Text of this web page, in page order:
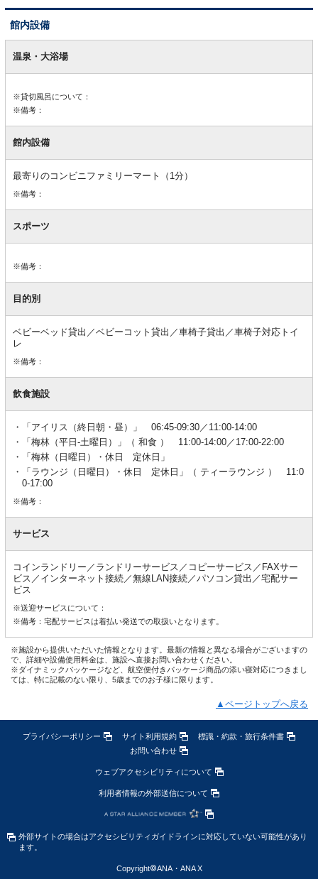
館内設備
内温泉・大浴場
※貸切風呂について：
※備考：
館内設備
最寄りのコンビニファミリーマート（1分）
※備考：
スポーツ
※備考：
目的別
ベビーベッド貸出／ベビーコット貸出／車椅子貸出／車椅子対応トイ
レ
※備考：
飲食施設
「アイリス（終日朝・昼）」 06:45-09:30／11:00-14:00
「梅林（平日-土曜日）」（ 和食 ） 11:00-14:00／17:00-22:00
「梅林（日曜日）・休日 定休日」
「ラウンジ（日曜日）・休日 定休日」（ ティーラウンジ ） 11:0
0-17:00
※備考：
サービス
コインランドリー／ランドリーサービス／コピーサービス／FAXサー
ビス／インターネット接続／無線LAN接続／パソコン貸出／宅配サー
ビス
※送迎サービスについて：
※備考：宅配サービスは着払い発送での取扱いとなります。
※施設から提供いただいた情報となります。最新の情報と異なる場合がございますの
で、詳細や設備使用料金は、施設へ直接お問い合わせください。
※ダイナミックパッケージなど、航空便付きパッケージ商品の添い寝対応につきまし
ては、特に記載のない限り、5歳までのお子様に限ります。
▲ページトップへ戻る
プライバシーポリシー サイト利用規約
標識・約款・旅行条件書
お問い合わせ
ウェブアクセシビリティについて
利用者情報の外部送信について
外部サイトの場合はアクセシビリティガイドラインに対応していない可能性があり
ます。
Copyright©ANA・ANA X